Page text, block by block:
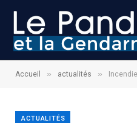
Accueil » actualités »
ACTUALITÉS